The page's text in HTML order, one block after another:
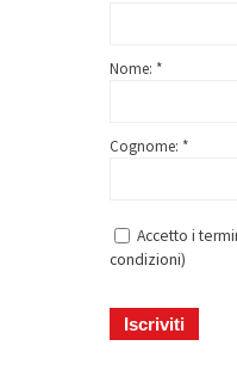
Nome: *
Cognome: *
Accetto i
condizioni)